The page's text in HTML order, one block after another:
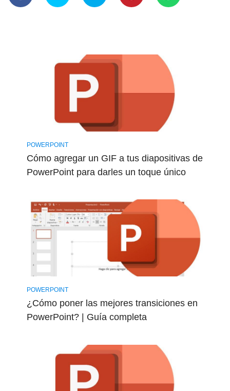
POWERPOINT
Cómo agregar un GIF a tus diapositivas de
PowerPoint para darles un toque único
POWERPOINT
¿Cómo poner las mejores transiciones en
PowerPoint? | Guía completa